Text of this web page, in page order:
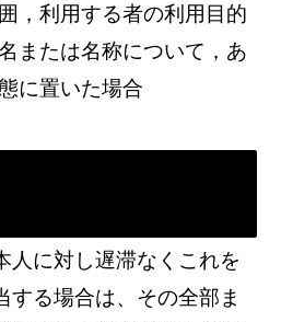
，利用する者の利用目的
または名称について，あ
に置いた場合
人に対し遅滞なくこれを
する場合は、その全部ま